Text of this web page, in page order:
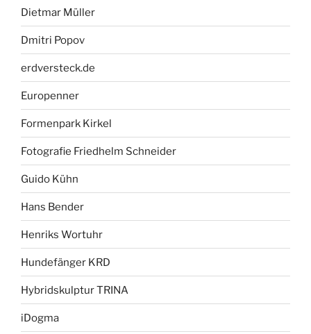
Dietmar Müller
Dmitri Popov
erdversteck.de
Europenner
Formenpark Kirkel
Fotografie Friedhelm Schneider
Guido Kühn
Hans Bender
Henriks Wortuhr
Hundefänger KRD
Hybridskulptur TRINA
iDogma